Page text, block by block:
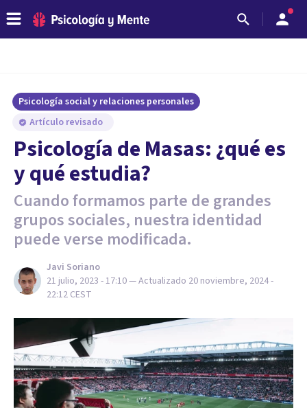
Psicología social y relaciones personales
Artículo revisado
Psicología de Masas: ¿qué es
y qué estudia?
Cuando formamos parte de grandes
grupos sociales, nuestra identidad
puede verse modificada.
Javi Soriano
21 julio, 2023 - 17:10— Actualizado 20 noviembre, 2024 -
22:12 CEST